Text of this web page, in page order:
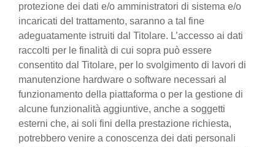
protezione dei dati e/o amministratori di sistema e/o
incaricati del trattamento, saranno a tal fine
adeguatamente istruiti dal Titolare. L’accesso ai dati
raccolti per le finalità di cui sopra può essere
consentito dal Titolare, per lo svolgimento di lavori di
manutenzione hardware o software necessari al
funzionamento della piattaforma o per la gestione di
alcune funzionalità aggiuntive, anche a soggetti
esterni che, ai soli fini della prestazione richiesta,
potrebbero venire a conoscenza dei dati personali